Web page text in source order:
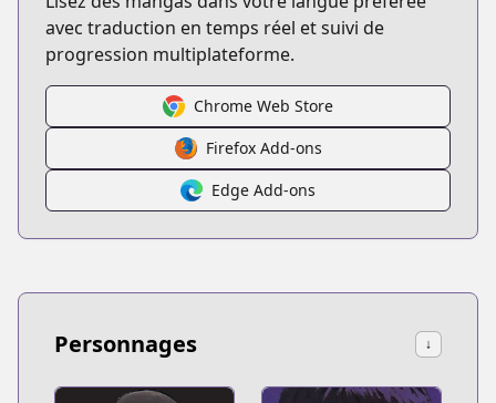
avec traduction en temps réel et suivi de
progression multiplateforme.
Chrome Web Store
Firefox Add-ons
Edge Add-ons
Personnages ↓